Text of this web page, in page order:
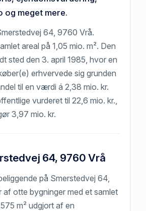
og meget mere.
64, 9760 Vrå.
areal på 1,05 mio. m². Den
sted den 3. april 1985, hvor en
erhvervede sig grunden
til en værdi á 2,38 mio. kr.
vurderet til 22,6 mio. kr.,
3,97 mio. kr.
64, 9760 Vrå
på Smerstedvej 64,
otte bygninger med et samlet
m² udgjort af en